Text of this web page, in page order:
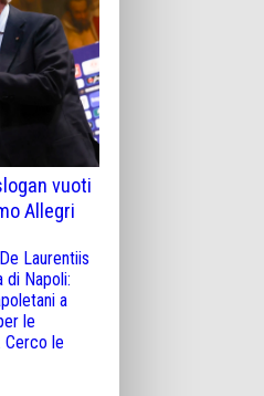
vuoti
Allegri
Laurentiis
di Napoli:
a
le
Cerco le